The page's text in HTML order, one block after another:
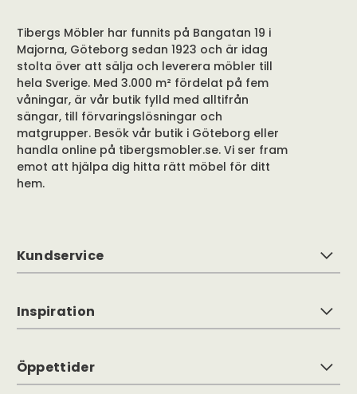
Tibergs Möbler har funnits på Bangatan 19 i
Majorna, Göteborg sedan 1923 och är idag
stolta över att sälja och leverera möbler till
hela Sverige. Med 3.000 m² fördelat på fem
våningar, är vår butik fylld med alltifrån
sängar, till förvaringslösningar och
matgrupper. Besök vår butik i Göteborg eller
handla online på tibergsmobler.se. Vi ser fram
emot att hjälpa dig hitta rätt möbel för ditt
hem.
Kundservice
Inspiration
Öppettider